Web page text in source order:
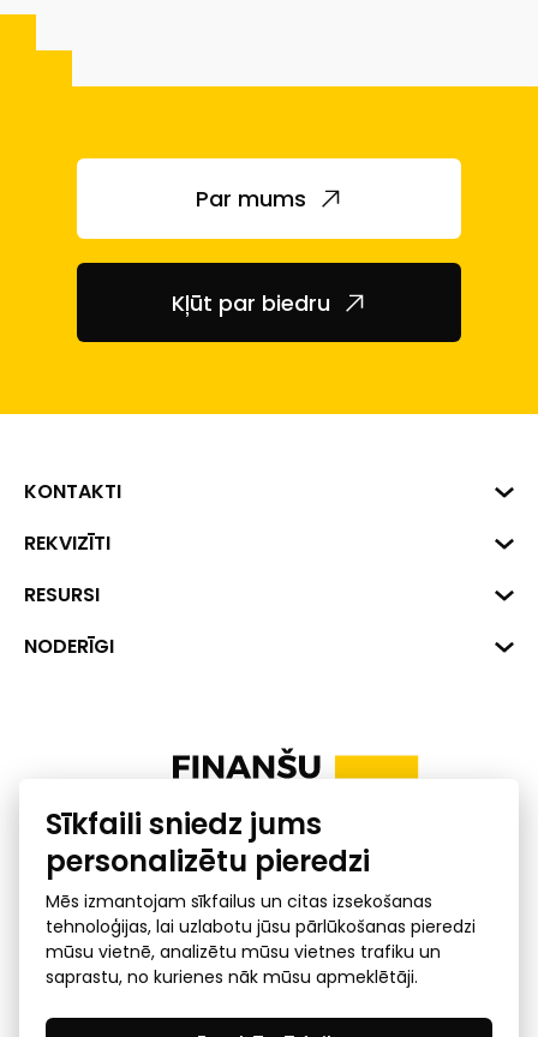
Par mums
Kļūt par biedru
KONTAKTI
Biznesa centrs "VERDE" Roberta
1045
+371 287 18175
REKVIZĪTI
Reģ. Nr. 40008002175
Banka: SEB Banka
RESURSI
Dati
Uzņēmumu kredītspējas kalkulators
NODERĪGI
Ombuds
Sīkfaili sniedz jums
personalizētu pieredzi
Mēs izmantojam sīkfailus un citas izsekošanas
tehnoloģijas, lai uzlabotu jūsu pārlūkošanas pieredzi
mūsu vietnē, analizētu mūsu vietnes trafiku un
saprastu, no kurienes nāk mūsu apmeklētāji.